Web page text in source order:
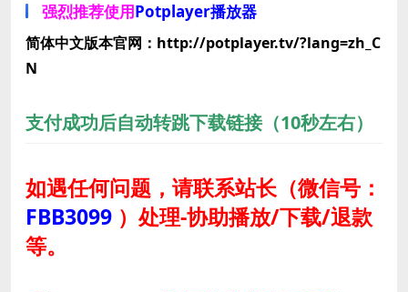
强烈推荐使用Potplayer播放器
简体中文版本官网：http://potplayer.tv/?lang=zh_C
N
支付成功后自动转跳下载链接（10秒左右）
如遇任何问题，请联系站长（微信号：
FBB3099 ） 处理-协助播放/下载/退款
等。